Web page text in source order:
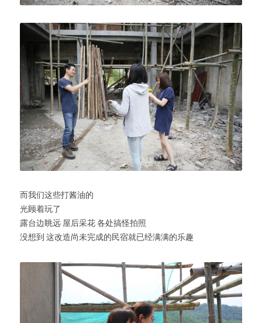
而我们这些打酱油的
光顾着玩了
露台边眺远 屋后采花 各处搞怪拍照
没想到 这改造尚未完成的民宿就已经满满的乐趣